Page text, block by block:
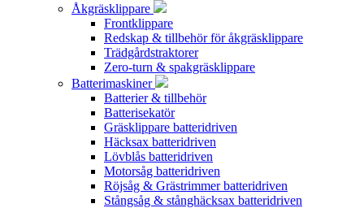
Åkgräsklippare
Frontklippare
Redskap & tillbehör för åkgräsklippare
Trädgårdstraktorer
Zero-turn & spakgräsklippare
Batterimaskiner
Batterier & tillbehör
Batterisekatör
Gräsklippare batteridriven
Häcksax batteridriven
Lövblås batteridriven
Motorsåg batteridriven
Röjsåg & Grästrimmer batteridriven
Stångsåg & stånghäcksax batteridriven